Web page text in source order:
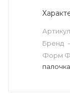
Артикул
Бренд
Форм